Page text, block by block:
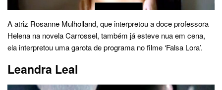
A atriz Rosanne Mulholland, que interpretou a doce professora
Helena na novela Carrossel, também já esteve nua em cena,
ela interpretou uma garota de programa no filme ‘Falsa Lora’.
Leandra Leal